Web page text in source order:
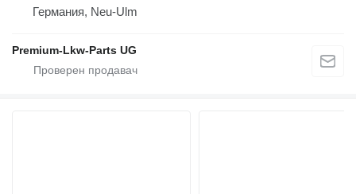
Германия, Neu-Ulm
Premium-Lkw-Parts UG